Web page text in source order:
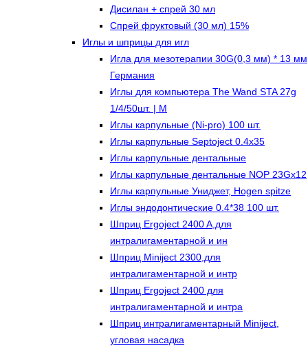
Дисилан + спрей 30 мл
Спрей фруктовый (30 мл) 15%
Иглы и шприцы для игл
Игла для мезотерапии 30G(0,3 мм) * 13 мм
Германия
Иглы для компьютера The Wand STA 27g
1/4/50шт. | M
Иглы карпульные (Ni-pro) 100 шт.
Иглы карпульные Septoject 0.4х35
Иглы карпульные дентальные
Иглы карпульные дентальные NOP 23Gх12
Иглы карпульные Униджет, Hogen spitze
Иглы эндодонтические 0.4*38 100 шт.
Шприц Ergoject 2400 A,для
интралигаментарной и ин
Шприц Miniject 2300,для
интралигаментарной и интр
Шприц Ergoject 2400 для
интралигаментарной и интра
Шприц интралигаментарный Miniject,
угловая насадка